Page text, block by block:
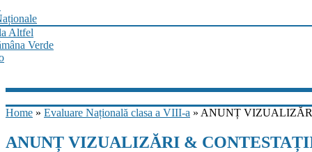
Altfel
Verde
Home » Evaluare Națională clasa a VIII-a » ANUNȚ
ANUNȚ VIZUALIZĂRI &